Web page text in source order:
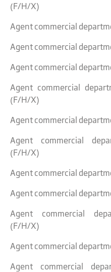
(F/H/X)
Agent commercial
Agent commercial
Agent commercial
Agent commercial
(F/H/X)
Agent commercial
Agent commercial
(F/H/X)
Agent commercial
Agent commercial
Agent commercial
(F/H/X)
Agent commercial
Agent commercial